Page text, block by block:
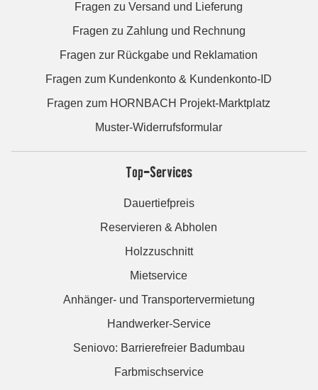
Fragen zu Versand und Lieferung
Fragen zu Zahlung und Rechnung
Fragen zur Rückgabe und Reklamation
Fragen zum Kundenkonto & Kundenkonto-ID
Fragen zum HORNBACH Projekt-Marktplatz
Muster-Widerrufsformular
Top-Services
Dauertiefpreis
Reservieren & Abholen
Holzzuschnitt
Mietservice
Anhänger- und Transportervermietung
Handwerker-Service
Seniovo: Barrierefreier Badumbau
Farbmischservice